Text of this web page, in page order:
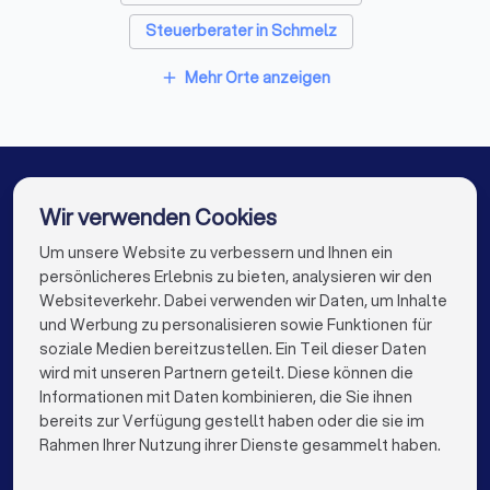
Wie berechnen Sie Ihr Honorar - nach StBVV,
Pauschalpreise oder Stundensätze?
Anfragen?
Krankheit?
Diese Unterlagen sollten Sie mitbringen
Letzte Steuerbescheide
Übersicht über Einkunftsarten (Mieten, Kapitalerträge etc.)
Liste offener steuerlicher Fragen
Steuerberater in Schmelz
Steuerberater in Püttlingen
Steuerberater in Völklingen
Steuerberater in Überherrn
Steuerberater in Berlin
Steuerberater in Hamburg
Steuerberater in München
Steuerberater in Köln
Steuerberater in Frankfurt am Main
Steuerberater in Stuttgart
add Mehr Orte anzeigen
Die besten Steuerberater für Sie
info@trustlocal.de
FÜR PRIVATPERSONEN
Wir verwenden Cookies
Um unsere Website zu verbessern und Ihnen ein
persönlicheres Erlebnis zu bieten, analysieren wir den
Websiteverkehr. Dabei verwenden wir Daten, um Inhalte
und Werbung zu personalisieren sowie Funktionen für
soziale Medien bereitzustellen. Ein Teil dieser Daten
wird mit unseren Partnern geteilt. Diese können die
Informationen mit Daten kombinieren, die Sie ihnen
bereits zur Verfügung gestellt haben oder die sie im
Rahmen Ihrer Nutzung ihrer Dienste gesammelt haben.